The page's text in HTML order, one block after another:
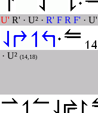
U' R' · U² · R' F R F' · U'
· U² (14,18)